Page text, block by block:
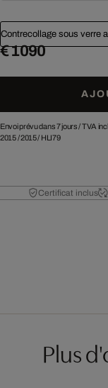
Contrecollage sous verre
€ 1 090
Envoi prévu dans 7 jours /TVA
2015/2015/ HLI79
Certificat inclus
Plus